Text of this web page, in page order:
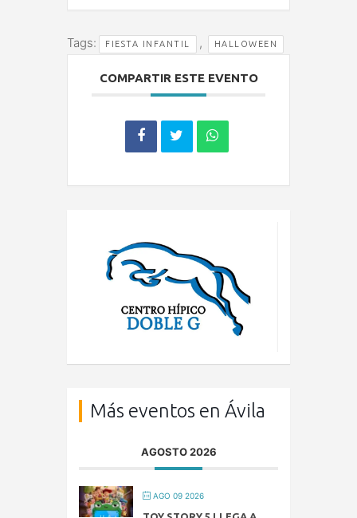
Tags: FIESTA INFANTIL , HALLOWEEN
COMPARTIR ESTE EVENTO
Más eventos en Ávila
AGOSTO 2026
AGO 09 2026